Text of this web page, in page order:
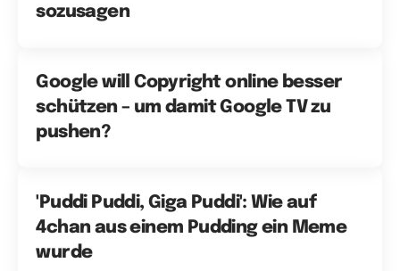
sozusagen
Google will Copyright online besser
schützen – um damit Google TV zu
pushen?
'Puddi Puddi, Giga Puddi': Wie auf
4chan aus einem Pudding ein Meme
wurde